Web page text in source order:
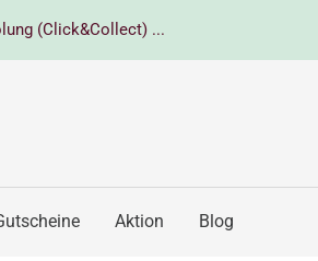
(Click&Collect) ...
Aktion Blog